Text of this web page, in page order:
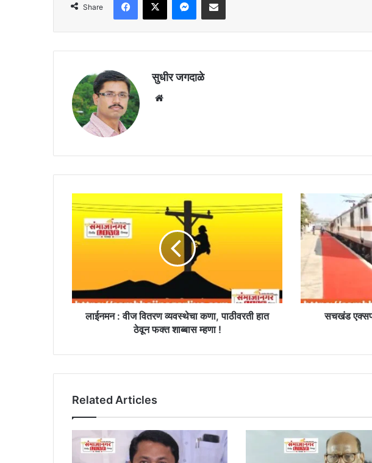
Share
सुधीर जगदाळे
:
वितरण
हात
ठेवून
फक्त
!
लाईनमन : वीज वितरण व्यवस्थेचा कणा, पाठीवरती हात
ठेवून फक्त शाब्बास म्हणा !
सचखंड
एक्सप्रेस
7
मार्चला
बदलून
धावणार,
जाणून
घ्या
सचखंड
Related Articles